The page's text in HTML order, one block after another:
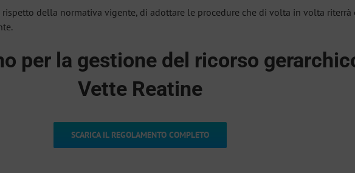
rispetto della normativa vigente, di adottare le procedure che di volta in volta
per la gestione del ricorso
Vette Reatine
SCARICA IL REGOLAMENTO COMPLETO